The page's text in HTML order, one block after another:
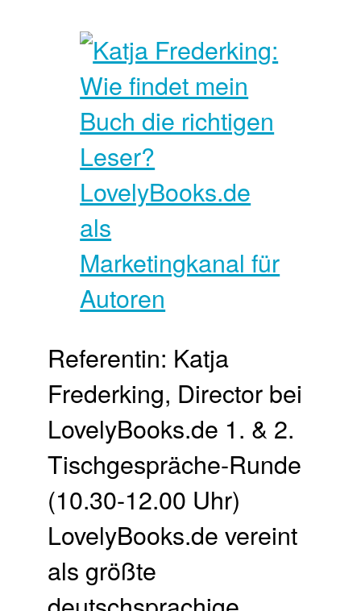
Referentin: Katja
Frederking, Director bei
LovelyBooks.de 1. & 2.
Tischgespräche-Runde
(10.30-12.00 Uhr)
LovelyBooks.de vereint
als größte